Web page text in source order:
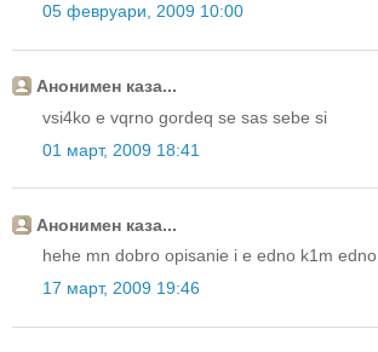
05 февруари, 2009 10:00
Анонимен каза...
vsi4ko e vqrno gordeq se sas sebe si
01 март, 2009 18:41
Анонимен каза...
hehe mn dobro opisanie i e edno k1m edno
17 март, 2009 19:46